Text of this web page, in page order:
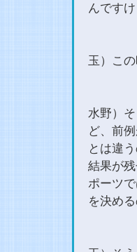
んです
玉）こ
水野）
ど、前
とは違
結果が
ポーツ
を決め